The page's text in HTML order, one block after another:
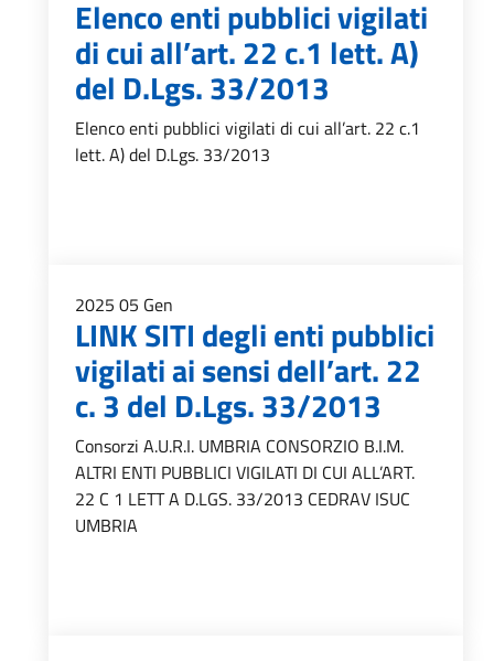
Elenco enti pubblici vigilati
di cui all’art. 22 c.1 lett. A)
del D.Lgs. 33/2013
Elenco enti pubblici vigilati di cui all’art. 22 c.1
lett. A) del D.Lgs. 33/2013
2025 05 Gen
LINK SITI degli enti pubblici
vigilati ai sensi dell’art. 22
c. 3 del D.Lgs. 33/2013
Consorzi A.U.R.I. UMBRIA CONSORZIO B.I.M.
ALTRI ENTI PUBBLICI VIGILATI DI CUI ALL’ART.
22 C 1 LETT A D.LGS. 33/2013 CEDRAV ISUC
UMBRIA